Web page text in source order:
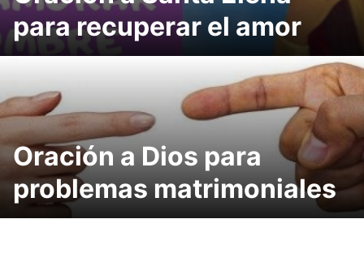
para recuperar el amor
Oración a Dios para
problemas matrimoniales